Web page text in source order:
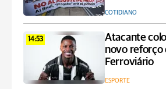
COTIDIANO
14:53
Atacante
novo reforço
Ferroviário
ESPORTE